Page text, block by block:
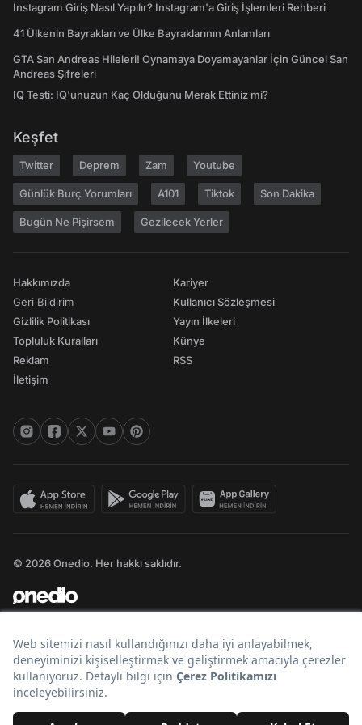
Instagram Giriş Nasıl Yapılır? Instagram'a Giriş İşlemleri Rehberi
41 Ülkenin Bayrakları ve Ülke Bayraklarının Anlamları
GTA San Andreas Hileleri! Oynamaya Doyamayanlar İçin Güncel San
Andreas Şifreleri
IQ Testi: IQ'unuzun Kaç Olduğunu Merak Ettiniz mi?
Keşfet
Twitter Deprem Zam Youtube
Günlük Burç Yorumları A101 Tiktok Son Dakika
Bugün Ne Pişirsem Gezilecek Yerler
Hakkımızda
Geri Bildirim
Gizlilik Politikası
Topluluk Kuralları
Reklam
İletişim
Kariyer
Kullanıcı Sözleşmesi
Yayın İlkeleri
Künye
RSS
© 2026 Onedio. Her hakkı saklıdır.
Bir markasıdır.